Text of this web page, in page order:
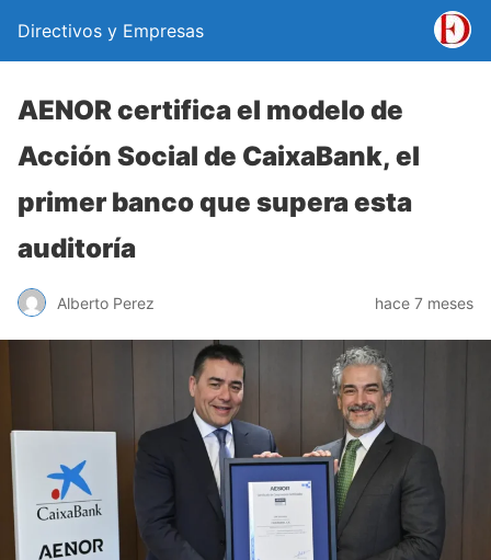
Directivos y Empresas
AENOR certifica el modelo de
Acción Social de CaixaBank, el
primer banco que supera esta
auditoría
Alberto Perez hace 7 meses